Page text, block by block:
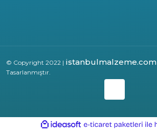
© Copyright 2022 | istanbulmalzeme.com
Tasarlanmıştır.
ideasoft
e-